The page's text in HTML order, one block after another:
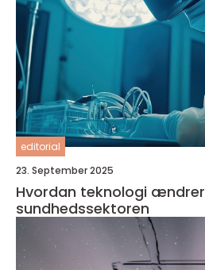
editorial
23. September 2025
Hvordan teknologi ændrer
sundhedssektoren